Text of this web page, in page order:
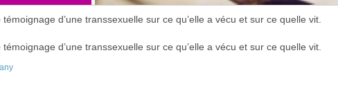
d’une transsexuelle sur ce qu’elle a vécu et sur ce quelle vit.
d’une transsexuelle sur ce qu’elle a vécu et sur ce quelle vit.